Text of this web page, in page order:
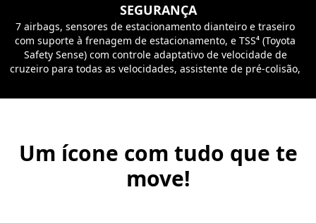
SEGURANÇA
7 airbags, sensores de estacionamento dianteiro e traseiro
com suporte à frenagem de estacionamento, e TSS⁴ (Toyota
Safety Sense) com controle adaptativo de velocidade de
cruzeiro para todas as velocidades, assistente de pré-colisão,
de alerta de mudança de faixa com controle de direção.
Um ícone com tudo que te
move!